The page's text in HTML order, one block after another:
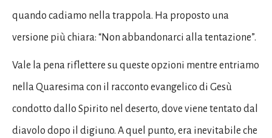
quando cadiamo nella trappola. Ha proposto una
versione più chiara: “Non abbandonarci alla tentazione”.
Vale la pena riflettere su queste opzioni mentre entriamo
nella Quaresima con il racconto evangelico di Gesù
condotto dallo Spirito nel deserto, dove viene tentato dal
diavolo dopo il digiuno. A quel punto, era inevitabile che